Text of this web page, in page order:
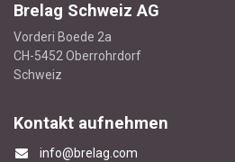
Brelag Schweiz AG
Vorderi Boede 2a
CH-5452 Oberrohrdorf
Schweiz
Kontakt aufnehmen
info@brelag.com